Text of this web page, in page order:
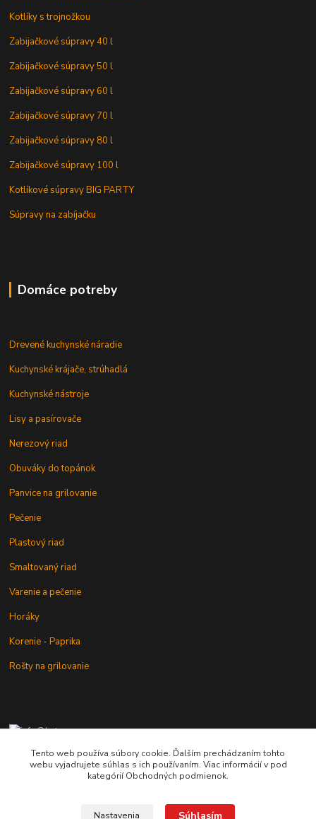
Kotlíky s trojnožkou
Zabijačkové súpravy 40 l
Zabijačkové súpravy 50 l
Zabijačkové súpravy 60 l
Zabijačkové súpravy 70 l
Zabijačkové súpravy 80 l
Zabijačkové súpravy 100 l
Kotlíkové súpravy BIG PARTY
Súpravy na zabíjačku
Domáce potreby
Drevené kuchynské náradie
Kuchynské krájače, strúhadlá
Kuchynské nástroje
Lisy a pasírovače
Nerezový riad
Obuváky do topánok
Panvice na grilovanie
Pečenie
Plastový riad
Smaltovaný riad
Varenie a pečenie
Horáky
Korenie - Paprika
Rošty na grilovanie
+421 902 212 007
od 8:00 - do 16:00 hod
Tento web používa súbory cookie. Ďalším prechádzaním tohto
webu vyjadrujete súhlas s ich používaním. Viac informácií v pod
kategórií Obchodných podmienok.
Nastavenia Súhlasím